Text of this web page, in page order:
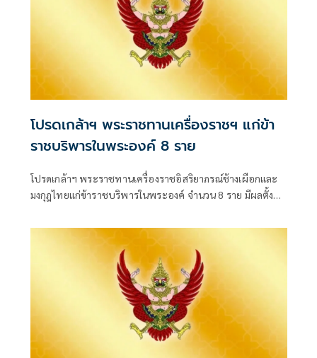
โปรดเกล้าฯ พระราชทานเครื่องราชฯ แก่ข้า
ราชบริพารในพระองค์ 8 ราย
โปรดเกล้าฯ พระราชทานเครื่องราชอิสริยาภรณ์ช้างเผือกและ
มงกุฎไทยแก่ข้าราชบริพารในพระองค์ จำนวน 8 ราย มีผลตั้งแต่